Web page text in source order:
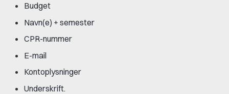
Budget
Navn(e) + semester
CPR-nummer
E-mail
Kontoplysninger
Underskrift.